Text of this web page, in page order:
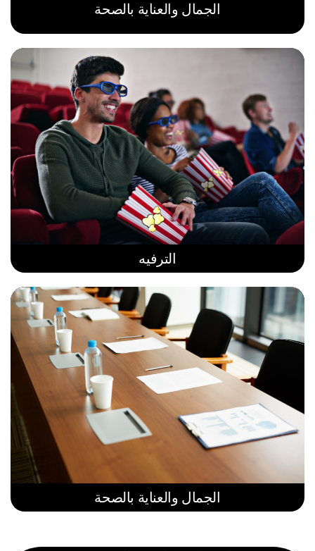
الجمال والعناية بالصحة
الترفيه
الجمال والعناية بالصحة